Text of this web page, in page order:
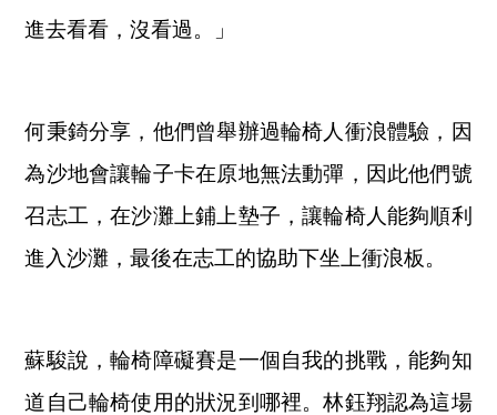
進去看看，沒看過。」
何秉錡分享，他們曾舉辦過輪椅人衝浪體驗，因
為沙地會讓輪子卡在原地無法動彈，因此他們號
召志工，在沙灘上鋪上墊子，讓輪椅人能夠順利
進入沙灘，最後在志工的協助下坐上衝浪板。
蘇駿說，輪椅障礙賽是一個自我的挑戰，能夠知
道自己輪椅使用的狀況到哪裡。林鈺翔認為這場